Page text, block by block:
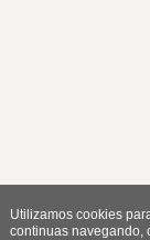
Utilizamos cookies
continuas navegando,